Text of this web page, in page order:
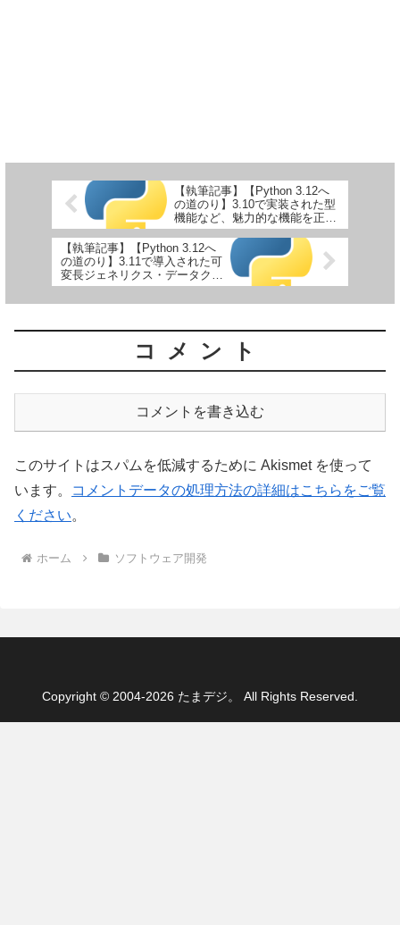
【執筆記事】【Python 3.12へ
の道のり】3.10で実装された型
機能など、魅力的な機能を正式
リリースまでに使いこなす
【執筆記事】【Python 3.12へ
の道のり】3.11で導入された可
変長ジェネリクス・データクラ
ス変換とは？型関連の機能を紹
介
コメント
コメントを書き込む
このサイトはスパムを低減するために Akismet を使って
います。
コメントデータの処理方法の詳細はこちらをご覧
ください。
ホーム ソフトウェア開発
Copyright © 2004-2026 たまデジ。 All Rights Reserved.